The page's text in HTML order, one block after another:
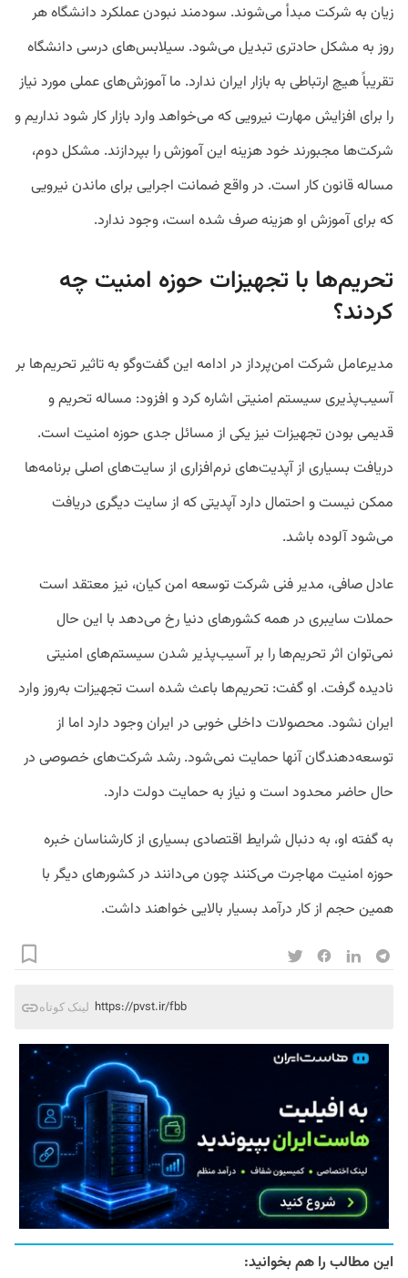
زیان به شرکت مبدأ می‌شوند. سودمند نبودن عملکرد دانشگاه هر
روز به مشکل حادتری تبدیل می‌شود. سیلابس‌های درسی دانشگاه
تقریباً هیچ ارتباطی به بازار ایران ندارد. ما آموزش‌های عملی مورد نیاز
را برای افزایش مهارت نیرویی که می‌خواهد وارد بازار کار شود نداریم و
شرکت‌ها مجبورند خود هزینه این آموزش را بپردازند. مشکل دوم،
مساله قانون کار است. در واقع ضمانت اجرایی برای ماندن نیرویی
که برای آموزش او هزینه صرف شده است، وجود ندارد.
تحریم‌ها با تجهیزات حوزه امنیت چه
کردند؟
مدیرعامل شرکت امن‌پرداز در ادامه این گفت‌وگو به تاثیر تحریم‌ها بر
آسیب‌پذیری سیستم امنیتی اشاره کرد و افزود: مساله تحریم و
قدیمی بودن تجهیزات نیز یکی از مسائل جدی حوزه امنیت است.
دریافت بسیاری از آپدیت‌های نرم‌افزاری از سایت‌های اصلی برنامه‌ها
ممکن نیست و احتمال دارد آپدیتی که از سایت دیگری دریافت
می‌شود آلوده باشد.
عادل صافی، مدیر فنی شرکت توسعه امن کیان، نیز معتقد است
حملات سایبری در همه کشورهای دنیا رخ می‌دهد با این حال
نمی‌توان اثر تحریم‌ها را بر آسیب‌پذیر شدن سیستم‌های امنیتی
نادیده گرفت. او گفت: تحریم‌ها باعث شده است تجهیزات به‌روز وارد
ایران نشود. محصولات داخلی خوبی در ایران وجود دارد اما از
توسعه‌دهندگان آنها حمایت نمی‌شود. رشد شرکت‌های خصوصی در
حال حاضر محدود است و نیاز به حمایت دولت دارد.
به گفته او، به دنبال شرایط اقتصادی بسیاری از کارشناسان خبره
حوزه امنیت مهاجرت می‌کنند چون می‌دانند در کشورهای دیگر با
همین حجم از کار درآمد بسیار بالایی خواهند داشت.
لینک کوتاه https://pvst.ir/fbb
این مطالب را هم بخوانید: